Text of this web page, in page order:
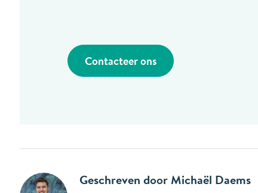
Contacteer ons
Geschreven door Michaël Daems